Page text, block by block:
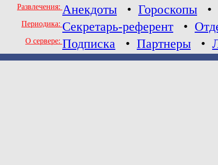
Развлечения: Анекдоты • Гороскопы •
Периодика: Секретарь-референт •
О сервере: Подписка • Партнеры •